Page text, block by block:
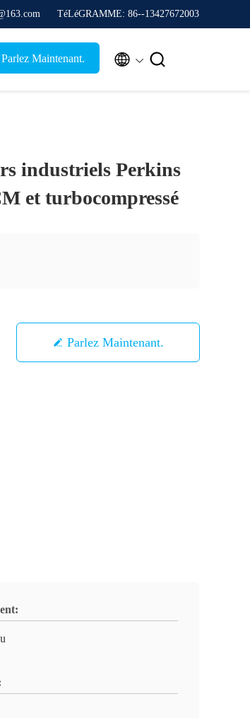
TéLéGRAMME: 86--13427672003
Parlez Maintenant.  
industriels Perkins
et turbocompressé
Parlez Maintenant.